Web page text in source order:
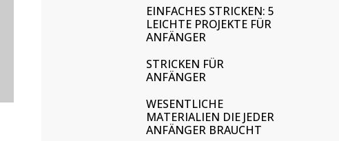
EINFACHES STRICKEN: 5
LEICHTE PROJEKTE FÜR
ANFÄNGER
STRICKEN FÜR
ANFÄNGER
WESENTLICHE
MATERIALIEN DIE JEDER
ANFÄNGER BRAUCHT